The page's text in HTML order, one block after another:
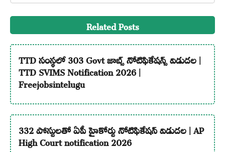
Related Posts
TTD సంస్థలో 303 Govt జాబ్స్ నోటిఫికేషన్స్ విడుదల |
TTD SVIMS Notification 2026 |
Freejobsintelugu
332 పోస్టులతో ఏపీ హైకోర్టు నోటిఫికేషన్ విడుదల | AP
High Court notification 2026